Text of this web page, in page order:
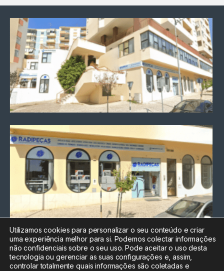
Chamada para a rede fixa
nacional
Electrónica:212
Utilizamos cookies para personalizar o seu conteúdo e criar
uma experiência melhor para si. Podemos colectar informações
não confidenciais sobre o seu uso. Pode aceitar o uso desta
tecnologia ou gerenciar as suas configurações e, assim,
controlar totalmente quais informações são coletadas e